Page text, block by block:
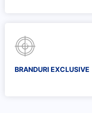
BRANDURI EXCLUSIVE